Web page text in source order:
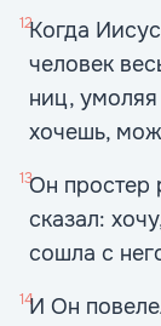
12Когда
человек
ниц,
хочешь,
13Он простер
сказал:
сошла с
14И Он